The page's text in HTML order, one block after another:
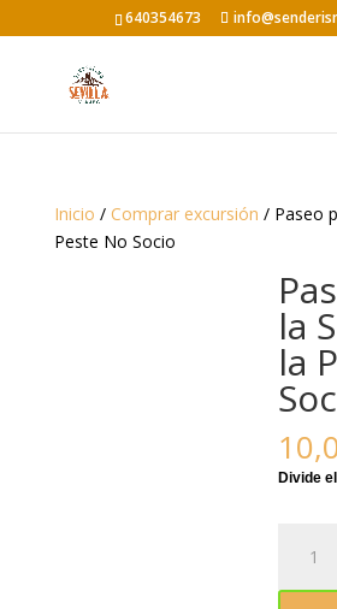
640354673
Inicio / Comprar excursión / Paseo
Peste No Socio
la
la
la